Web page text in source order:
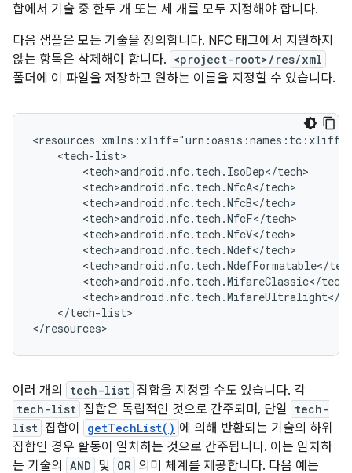
합에서 기술 중 한두 개 또는 세 개를 모두 지정해야 합니다.
다음 샘플은 모든 기술을 정의합니다. NFC 태그에서 지원하지
않는 항목은 삭제해야 합니다. <project-root>/res/xml
폴더에 이 파일을 저장하고 원하는 이름을 지정할 수 있습니다.
<resources
</tech-list>
</resources>
여러 개의 tech-list 집합을 지정할 수도 있습니다. 각
tech-list 집합은 독립적인 것으로 간주되며, 단일
tech-
list 집합이 getTechList() 에 의해 반환되는 기술의 하위
집합인 경우 활동이 일치하는 것으로 간주됩니다. 이는 일치하
는 기술의
AND 및 OR 의미 체계를 제공합니다. 다음 예는